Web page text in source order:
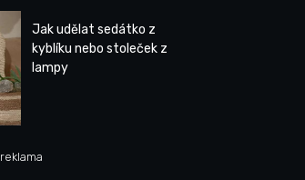
Jak udělat sedátko z
kyblíku nebo stoleček z
lampy
reklama